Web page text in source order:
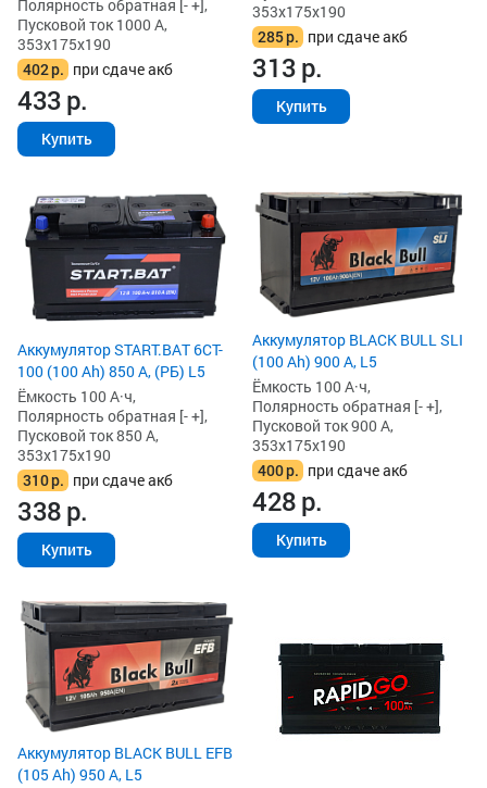
Полярность обратная [- +],
Пусковой ток 1000 А,
353x175x190
402р. при сдаче акб
433р.
Купить
353x175x190
285р. при сдаче акб
313р.
Купить
Аккумулятор START.BAT 6CT-
100 (100 Ah) 850 А, (РБ) L5
Ёмкость 100 А·ч,
Полярность обратная [- +],
Пусковой ток 850 А,
353x175x190
310р. при сдаче акб
338р.
Купить
Аккумулятор BLACK BULL SLI
(100 Ah) 900 А, L5
Ёмкость 100 А·ч,
Полярность обратная [- +],
Пусковой ток 900 А,
353x175x190
400р. при сдаче акб
428р.
Купить
Аккумулятор BLACK BULL EFB
(105 Ah) 950 А, L5